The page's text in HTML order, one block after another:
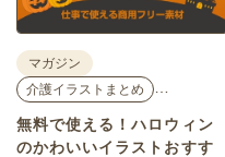
マガジン
介護イラストまとめ
無料で使える！ハロウィン
のかわいいイラストおすす